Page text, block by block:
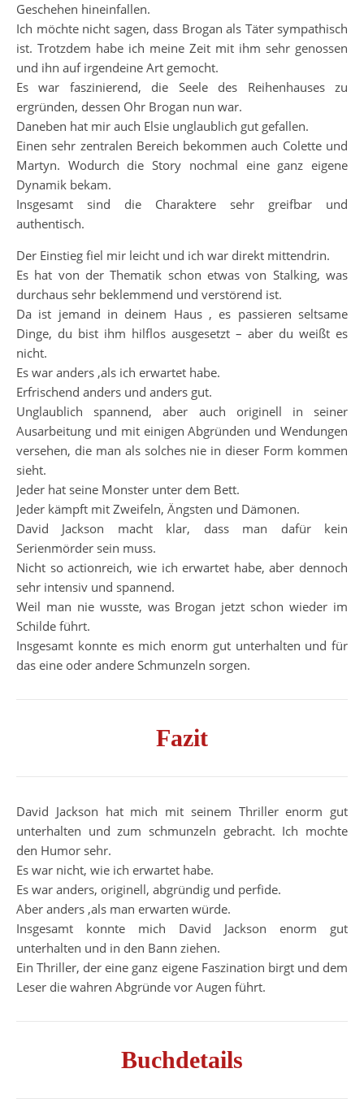
Geschehen hineinfallen.
Ich möchte nicht sagen, dass Brogan als Täter sympathisch
ist. Trotzdem habe ich meine Zeit mit ihm sehr genossen
und ihn auf irgendeine Art gemocht.
Es war faszinierend, die Seele des Reihenhauses zu
ergründen, dessen Ohr Brogan nun war.
Daneben hat mir auch Elsie unglaublich gut gefallen.
Einen sehr zentralen Bereich bekommen auch Colette und
Martyn. Wodurch die Story nochmal eine ganz eigene
Dynamik bekam.
Insgesamt sind die Charaktere sehr greifbar und
authentisch.
Der Einstieg fiel mir leicht und ich war direkt mittendrin.
Es hat von der Thematik schon etwas von Stalking, was
durchaus sehr beklemmend und verstörend ist.
Da ist jemand in deinem Haus , es passieren seltsame
Dinge, du bist ihm hilflos ausgesetzt – aber du weißt es
nicht.
Es war anders ,als ich erwartet habe.
Erfrischend anders und anders gut.
Unglaublich spannend, aber auch originell in seiner
Ausarbeitung und mit einigen Abgründen und Wendungen
versehen, die man als solches nie in dieser Form kommen
sieht.
Jeder hat seine Monster unter dem Bett.
Jeder kämpft mit Zweifeln, Ängsten und Dämonen.
David Jackson macht klar, dass man dafür kein
Serienmörder sein muss.
Nicht so actionreich, wie ich erwartet habe, aber dennoch
sehr intensiv und spannend.
Weil man nie wusste, was Brogan jetzt schon wieder im
Schilde führt.
Insgesamt konnte es mich enorm gut unterhalten und für
das eine oder andere Schmunzeln sorgen.
Fazit
David Jackson hat mich mit seinem Thriller enorm gut
unterhalten und zum schmunzeln gebracht. Ich mochte
den Humor sehr.
Es war nicht, wie ich erwartet habe.
Es war anders, originell, abgründig und perfide.
Aber anders ,als man erwarten würde.
Insgesamt konnte mich David Jackson enorm gut
unterhalten und in den Bann ziehen.
Ein Thriller, der eine ganz eigene Faszination birgt und dem
Leser die wahren Abgründe vor Augen führt.
Buchdetails